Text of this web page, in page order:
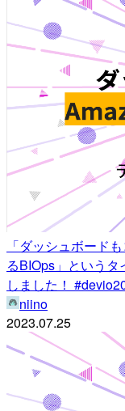
「ダッシュボード
るBIOps」という
しました！
niino
2023.07.25